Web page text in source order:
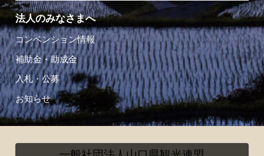
法人のみなさまへ
コンベンション情報
補助金・助成金
入札・公募
お知らせ